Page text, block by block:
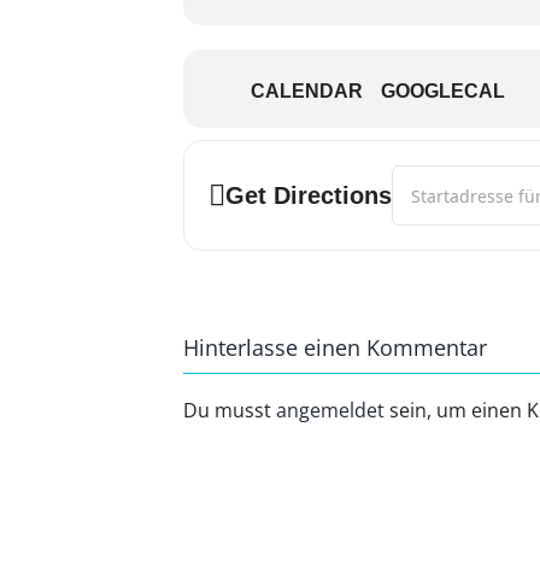
Angaben: Nennung des Namen,
www.womo-mueden.de
CALENDAR GOOGLECAL
Get Directions
Hinterlasse einen Kommentar
Du musstangemeldetsein, um einen